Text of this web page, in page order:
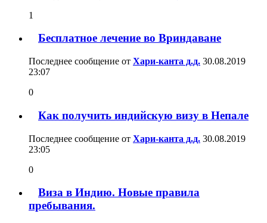
1
Бесплатное лечение во Вриндаване
Последнее сообщение от Хари-канта д.д. 30.08.2019
23:07
0
Как получить индийскую визу в Непале
Последнее сообщение от Хари-канта д.д. 30.08.2019
23:05
0
Виза в Индию. Новые правила
пребывания.